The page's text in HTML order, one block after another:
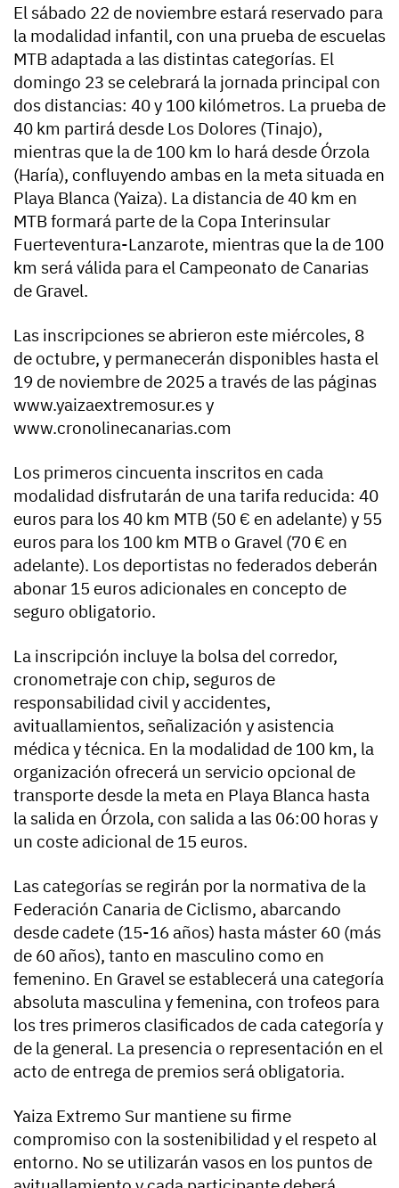
El sábado 22 de noviembre estará reservado para
la modalidad infantil, con una prueba de escuelas
MTB adaptada a las distintas categorías. El
domingo 23 se celebrará la jornada principal con
dos distancias: 40 y 100 kilómetros. La prueba de
40 km partirá desde Los Dolores (Tinajo),
mientras que la de 100 km lo hará desde Órzola
(Haría), confluyendo ambas en la meta situada en
Playa Blanca (Yaiza). La distancia de 40 km en
MTB formará parte de la Copa Interinsular
Fuerteventura-Lanzarote, mientras que la de 100
km será válida para el Campeonato de Canarias
de Gravel.
Las inscripciones se abrieron este miércoles, 8
de octubre, y permanecerán disponibles hasta el
19 de noviembre de 2025 a través de las páginas
www.yaizaextremosur.es y
www.cronolinecanarias.com
Los primeros cincuenta inscritos en cada
modalidad disfrutarán de una tarifa reducida: 40
euros para los 40 km MTB (50 € en adelante) y 55
euros para los 100 km MTB o Gravel (70 € en
adelante). Los deportistas no federados deberán
abonar 15 euros adicionales en concepto de
seguro obligatorio.
La inscripción incluye la bolsa del corredor,
cronometraje con chip, seguros de
responsabilidad civil y accidentes,
avituallamientos, señalización y asistencia
médica y técnica. En la modalidad de 100 km, la
organización ofrecerá un servicio opcional de
transporte desde la meta en Playa Blanca hasta
la salida en Órzola, con salida a las 06:00 horas y
un coste adicional de 15 euros.
Las categorías se regirán por la normativa de la
Federación Canaria de Ciclismo, abarcando
desde cadete (15-16 años) hasta máster 60 (más
de 60 años), tanto en masculino como en
femenino. En Gravel se establecerá una categoría
absoluta masculina y femenina, con trofeos para
los tres primeros clasificados de cada categoría y
de la general. La presencia o representación en el
acto de entrega de premios será obligatoria.
Yaiza Extremo Sur mantiene su firme
compromiso con la sostenibilidad y el respeto al
entorno. No se utilizarán vasos en los puntos de